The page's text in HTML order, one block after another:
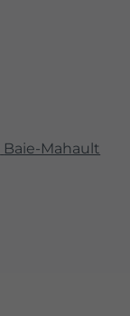
Baie-Mahault